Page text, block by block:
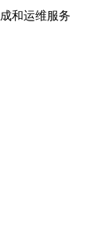
和运维服务